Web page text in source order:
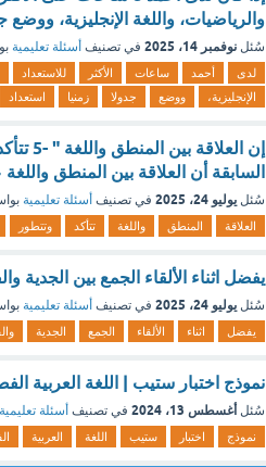
والرياضيات، واللغة الإنجليزية،
سُئل نوفمبر 14، 2025 في تصنيف أسئلة تعليمية
لدى أحمد ساعات الأكثر للاستعداد
الإنجليزية،
ووضع جدولا زمنيا استعداد
إن
السابقة أن العلاقة بين المنطق
سُئل يوليو 24، 2025 في تصنيف أسئلة تعليمية
العلاقة المنطق واللغة تتأكد وتتطور
يفضل اثناء الألقاء الجمع بين
سُئل يوليو 24، 2025 في تصنيف أسئلة تعليمية
يفضل اثناء الألقاء الجمع الجدية
نموذج اختبار ستيب | اللغة العربية
سُئل أغسطس 13، 2024 في تصنيف أسئلة تعليمية
نموذج اختبار ستيب اللغة العربية